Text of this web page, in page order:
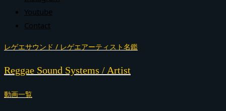
Youtube
Contact
レゲエサウンド / レゲエアーティスト名鑑
Reggae Sound Systems / Artist
動画一覧